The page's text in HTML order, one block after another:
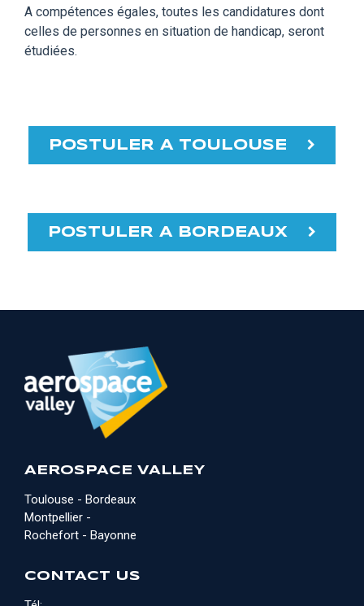
A compétences égales, toutes les candidatures dont
celles de personnes en situation de handicap, seront
étudiées.
POSTULER A TOULOUSE
POSTULER A BORDEAUX
AEROSPACE VALLEY
Toulouse - Bordeaux
Montpellier -
Rochefort - Bayonne
CONTACT US